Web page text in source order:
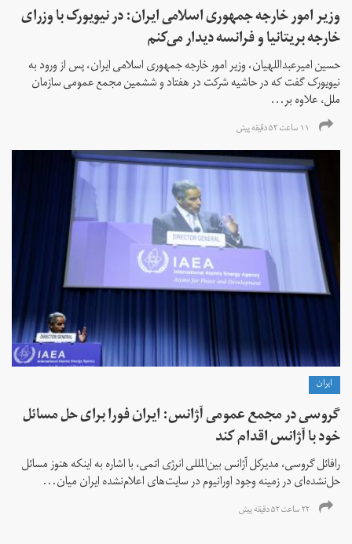
وزیر امور خارجه جمهوری اسلامی ایران: در نیویورک با وزرای
خارجه بریتانیا و فرانسه دیدار می‌کنم
حسین امیرعبداللهیان، وزیر امور خارجه جمهوری اسلامی ایران، پس از ورود به
نیویورک گفت که در حاشیه شرکت در هفتاد و ششمین مجمع عمومی سازمان
ملل، علاوه بر...
۱۱ ساعت ۵۳ دقیقه پیش
ايران
گروسی در مجمع عمومی آژانس: ایران فورا برای حل مسائل
خود با آژانس اقدام کند
رافائل گروسی، مدیرکل آژانس بین‌المللی انرژی اتمی، با اشاره به اینکه هنوز مسائل
حل‌نشده‌ای در زمینه وجود اورانیوم در سایت‌های اعلام‌نشده ایران میان...
۲۲ ساعت ۵۲ دقیقه پیش